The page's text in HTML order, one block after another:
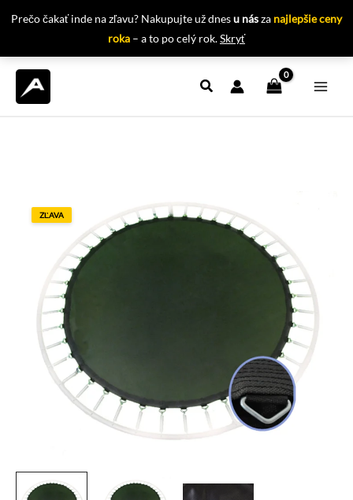
Prečo čakať inde na zľavu? Nakupujte už dnesu násza najlepšie ceny
roka – a to po celý rok.Skryť
Preskočiť
ZĽAVA